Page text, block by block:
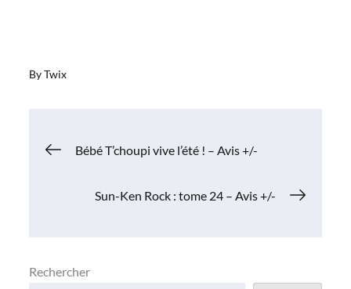
ByTwix
Navigation
Bébé T’choupi vive l’été ! – Avis +/-
Sun-Ken Rock : tome 24 – Avis +/-
Rechercher